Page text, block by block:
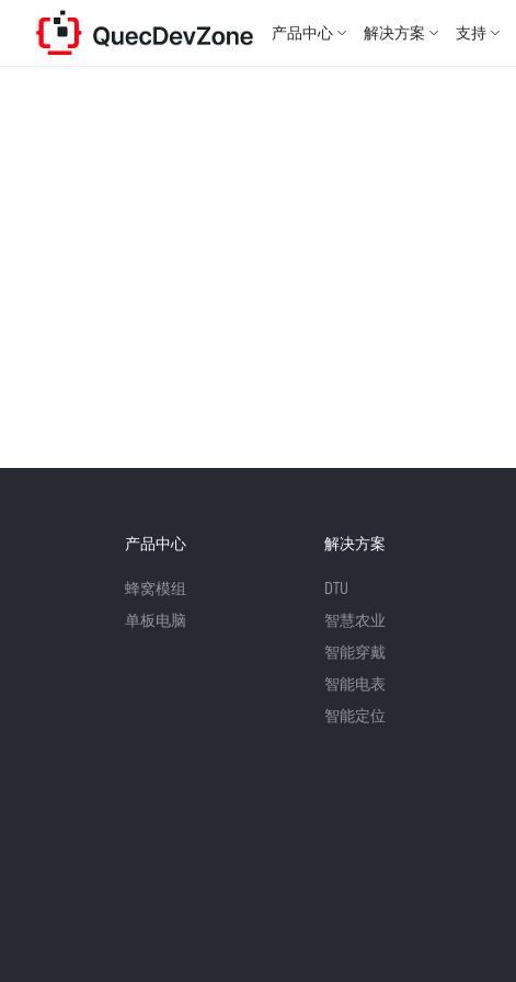
产品中心 解决方案 支持
产品中心
蜂窝模组
单板电脑
解决方案
DTU
智慧农业
智能穿戴
智能电表
智能定位